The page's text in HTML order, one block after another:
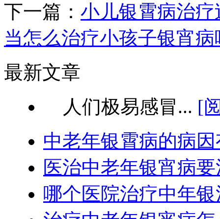
下一篇： 小儿银霄病治
当怎么治疗小孩子银宵病
最新文章
人们极易感冒... [
中老年银霄病的病
医治中老年银宵病
哪个医院治疗中年